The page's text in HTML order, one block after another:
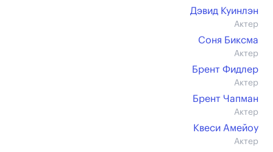
Дэвид Куинлэн
Актер
Соня Биксма
Актер
Брент Фидлер
Актер
Брент Чапман
Актер
Квеси Амейоу
Актер